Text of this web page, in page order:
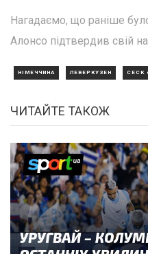
Нагадаємо, що раніше
Алонсо підтвердив свій
НІМЕЧЧИНА ЛЕВЕРКУЗЕН СЕСК
ЧИТАЙТЕ ТАКОЖ